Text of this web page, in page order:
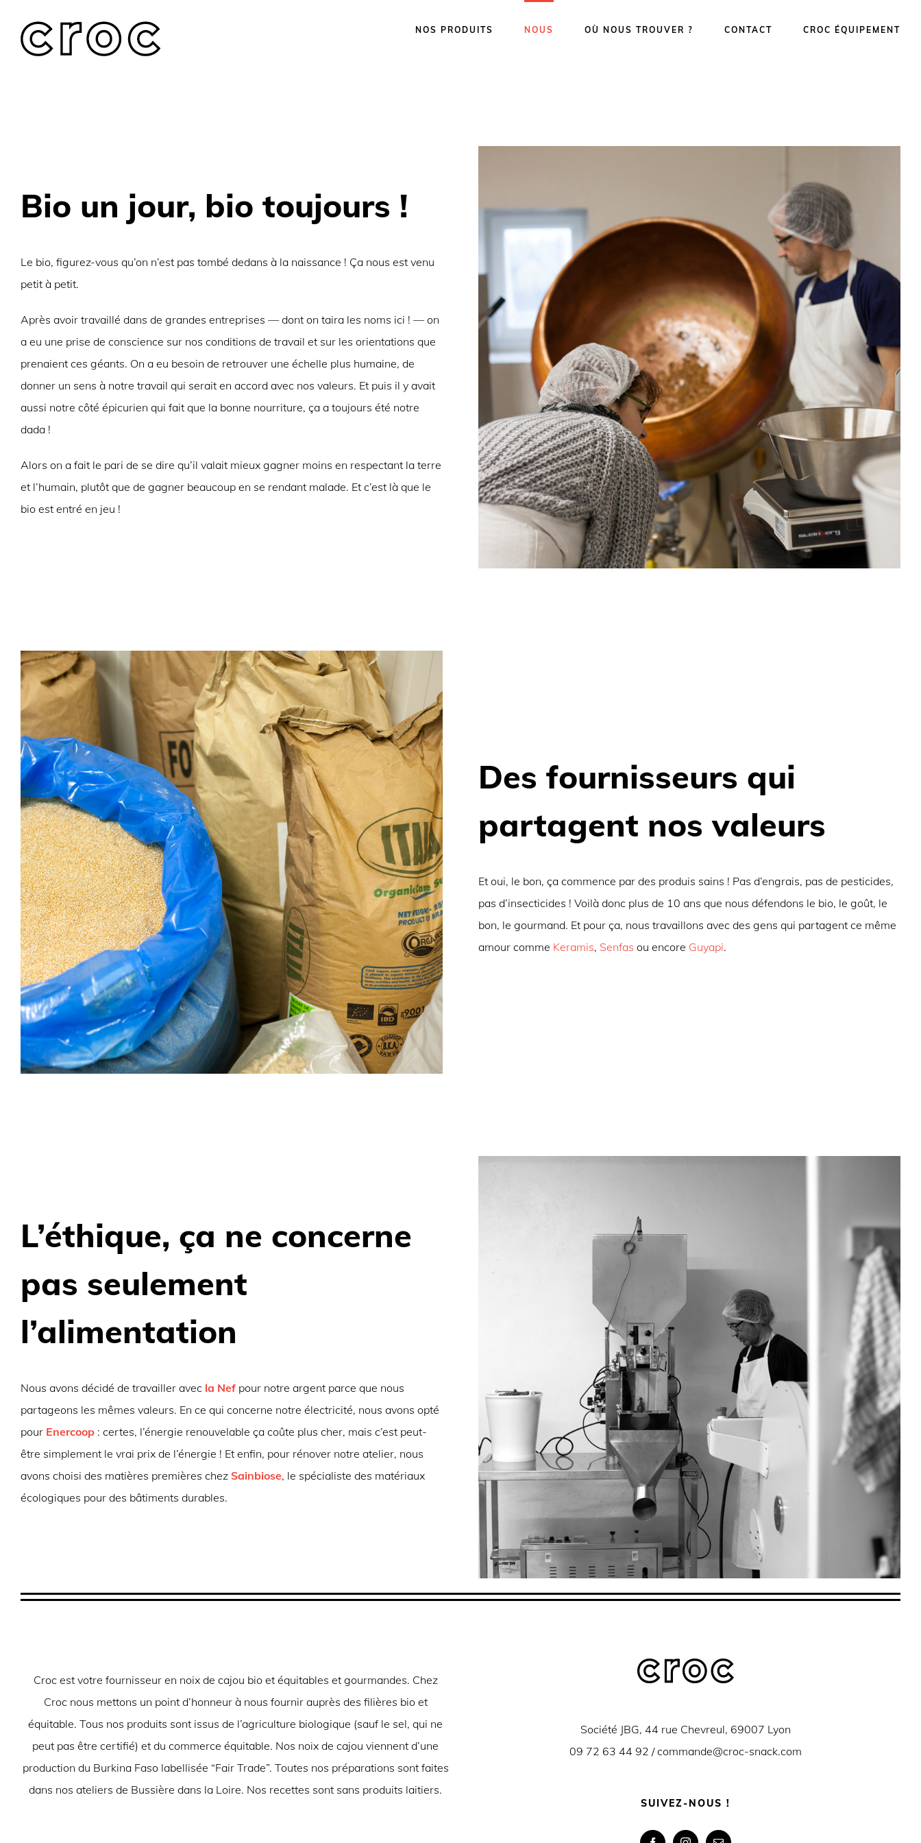
content
NOS PRODUITS NOUS OÙ NOUS TROUVER ? CONTACT CROC ÉQUIPEMENT
Bio un jour, bio toujours !
Le bio, figurez-vous qu’on n’est pas tombé dedans à la naissance ! Ça nous est venu
petit à petit.
Après avoir travaillé dans de grandes entreprises — dont on taira les noms ici ! — on
a eu une prise de conscience sur nos conditions de travail et sur les orientations que
prenaient ces géants. On a eu besoin de retrouver une échelle plus humaine, de
donner un sens à notre travail qui serait en accord avec nos valeurs. Et puis il y avait
aussi notre côté épicurien qui fait que la bonne nourriture, ça a toujours été notre
dada !
Alors on a fait le pari de se dire qu’il valait mieux gagner moins en respectant la terre
et l’humain, plutôt que de gagner beaucoup en se rendant malade. Et c’est là que le
bio est entré en jeu !
Des fournisseurs qui
partagent nos valeurs
Et oui, le bon, ça commence par des produis sains ! Pas d’engrais, pas de pesticides,
pas d’insecticides ! Voilà donc plus de 10 ans que nous défendons le bio, le goût, le
bon, le gourmand. Et pour ça, nous travaillons avec des gens qui partagent ce même
amour comme Keramis, Senfas ou encore Guyapi.
L’éthique, ça ne concerne
pas seulement
l’alimentation
Nous avons décidé de travailler avec la Nef pour notre argent parce que nous
partageons les mêmes valeurs. En ce qui concerne notre électricité, nous avons opté
pour Enercoop : certes, l’énergie renouvelable ça coûte plus cher, mais c’est peut-
être simplement le vrai prix de l’énergie ! Et enfin, pour rénover notre atelier, nous
avons choisi des matières premières chez Sainbiose, le spécialiste des matériaux
écologiques pour des bâtiments durables.
Croc est votre fournisseur en noix de cajou bio et équitables et gourmandes. Chez
Croc nous mettons un point d’honneur à nous fournir auprès des filières bio et
équitable. Tous nos produits sont issus de l’agriculture biologique (sauf le sel, qui ne
peut pas être certifié) et du commerce équitable. Nos noix de cajou viennent d’une
production du Burkina Faso labellisée “Fair Trade”. Toutes nos préparations sont faites
dans nos ateliers de Bussière dans la Loire. Nos recettes sont sans produits laitiers.
Société JBG, 44 rue Chevreul, 69007 Lyon
09 72 63 44 92 /commande@croc-snack.com
SUIVEZ-NOUS !